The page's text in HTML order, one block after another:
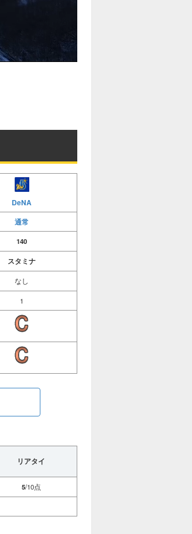
DeNA
通常
140
スタミナ
なし
1
リアタイ
5/10点